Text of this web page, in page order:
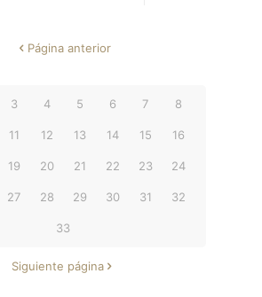
Página anterior
3 4 5 6 7 8
11 12 13 14 15 16
19 20 21 22 23 24
27 28 29 30 31 32
33
Siguiente página